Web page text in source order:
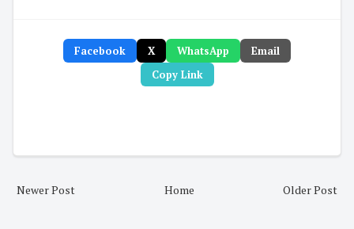
Facebook X WhatsApp
Email
Copy Link
Newer Post Older Post
Home